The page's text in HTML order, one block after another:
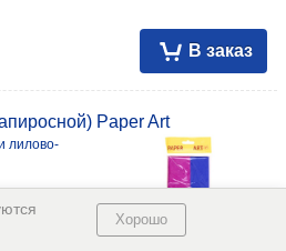
В заказ
Paper Art
лилово-
Хорошо